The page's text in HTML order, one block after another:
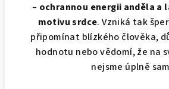
– ochrannou energii anděla a
motivu srdce. Vzniká tak
připomínat blízkého člověka,
hodnotu nebo vědomí, že na
nejsme úplně